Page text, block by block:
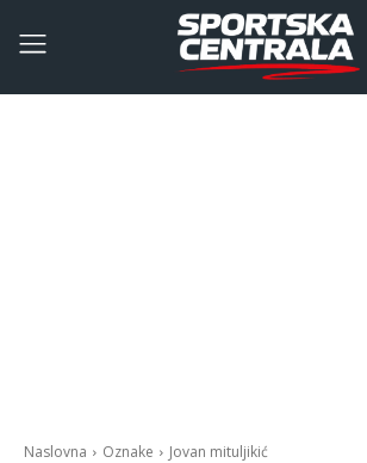
Naslovna Oznake Jovan mituljikić